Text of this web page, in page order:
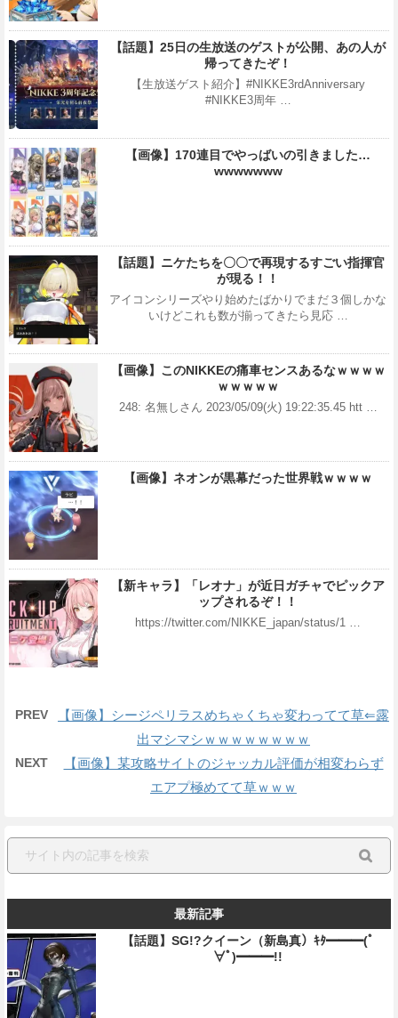
【話題】25日の生放送のゲストが公開、あの人が
帰ってきたぞ！
【生放送ゲスト紹介】#NIKKE3rdAnniversary
#NIKKE3周年 …
【画像】170連目でやっばいの引きました…
wwwwwww
【話題】ニケたちを〇〇で再現するすごい指揮官
が現る！！
アイコンシリーズやり始めたばかりでまだ３個しかな
いけどこれも数が揃ってきたら見応 …
【画像】このNIKKEの痛車センスあるなｗｗｗｗ
ｗｗｗｗｗ
248: 名無しさん 2023/05/09(火) 19:22:35.45 htt …
【画像】ネオンが黒幕だった世界戦ｗｗｗｗ
【新キャラ】「レオナ」が近日ガチャでピックア
ップされるぞ！！
https://twitter.com/NIKKE_japan/status/1 …
PREV
【画像】シージペリラスめちゃくちゃ変わってて草⇐露
出マシマシｗｗｗｗｗｗｗｗ
NEXT
【画像】某攻略サイトのジャッカル評価が相変わらず
エアプ極めてて草ｗｗｗ
最新記事
【話題】SG!?クイーン（新島真）ｷﾀ━━━(ﾟ
∀ﾟ)━━━!!